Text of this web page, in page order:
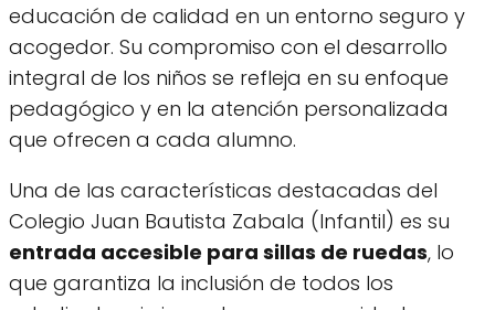
educación de calidad en un entorno seguro y
acogedor. Su compromiso con el desarrollo
integral de los niños se refleja en su enfoque
pedagógico y en la atención personalizada
que ofrecen a cada alumno.
Una de las características destacadas del
Colegio Juan Bautista Zabala (Infantil) es su
entrada accesible para sillas de ruedas, lo
que garantiza la inclusión de todos los